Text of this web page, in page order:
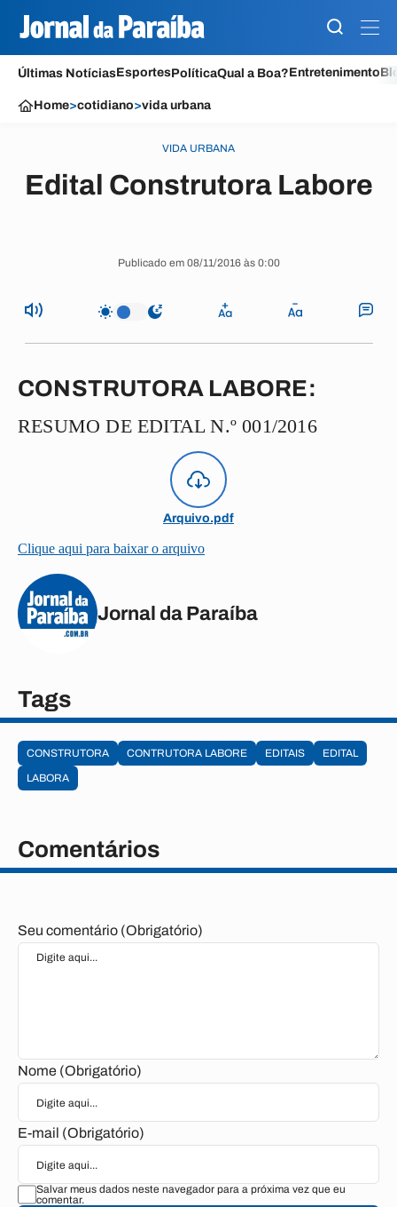
Últimas NotíciasEsportesPolíticaQual a Boa?Entretenimento
Home>cotidiano>vida urbana
VIDA URBANA
Edital Construtora Labore
Publicado em 08/11/2016 às 0:00
CONSTRUTORA LABORE:
RESUMO DE EDITAL N.º 001/2016
Arquivo.pdf
Clique aqui para baixar o arquivo
Jornal da Paraíba
Tags
CONSTRUTORA CONTRUTORA LABORE EDITAIS
EDITAL
LABORA
Comentários
Seu comentário (Obrigatório)
Nome (Obrigatório)
E-mail (Obrigatório)
Salvar meus dados neste navegador para a próxima vez que eu
comentar.